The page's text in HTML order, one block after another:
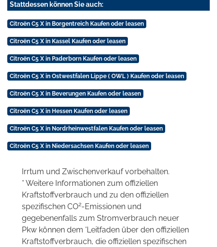
Stattdessen können Sie auch:
Citroën C5 X in Borgentreich Kaufen oder leasen
Citroën C5 X in Kassel Kaufen oder leasen
Citroën C5 X in Paderborn Kaufen oder leasen
Citroën C5 X in Ostwestfalen Lippe ( OWL ) Kaufen oder leasen
Citroën C5 X in Beverungen Kaufen oder leasen
Citroën C5 X in Hessen Kaufen oder leasen
Citroën C5 X in Nordrheinwestfalen Kaufen oder leasen
Citroën C5 X in Niedersachsen Kaufen oder leasen
Irrtum und Zwischenverkauf vorbehalten.
* Weitere Informationen zum offiziellen
Kraftstoffverbrauch und zu den offiziellen
spezifischen CO2-Emissionen und
gegebenenfalls zum Stromverbrauch neuer
Pkw können dem 'Leitfaden über den offiziellen
Kraftstoffverbrauch, die offiziellen spezifischen